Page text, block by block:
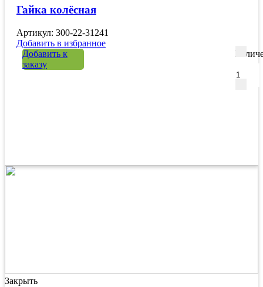
Гайка колёсная
Артикул: 300-22-31241
Добавить в избранное
Добавить к
заказу
Закрыть